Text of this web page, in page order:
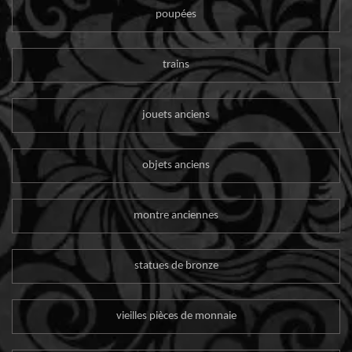
poupées
trains
jouets anciens
objets anciens
montre anciennes
statues de bronze
vieilles pièces de monnaie